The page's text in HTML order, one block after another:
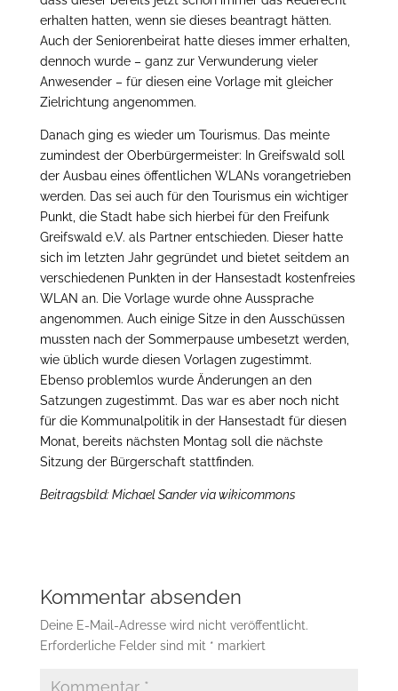
erhalten hatten, wenn sie dieses beantragt hätten.
Auch der Seniorenbeirat hatte dieses immer erhalten,
dennoch wurde – ganz zur Verwunderung vieler
Anwesender – für diesen eine Vorlage mit gleicher
Zielrichtung angenommen.
Danach ging es wieder um Tourismus. Das meinte
zumindest der Oberbürgermeister: In Greifswald soll
der Ausbau eines öffentlichen WLANs vorangetrieben
werden. Das sei auch für den Tourismus ein wichtiger
Punkt, die Stadt habe sich hierbei für den Freifunk
Greifswald e.V. als Partner entschieden. Dieser hatte
sich im letzten Jahr gegründet und bietet seitdem an
verschiedenen Punkten in der Hansestadt kostenfreies
WLAN an. Die Vorlage wurde ohne Aussprache
angenommen. Auch einige Sitze in den Ausschüssen
mussten nach der Sommerpause umbesetzt werden,
wie üblich wurde diesen Vorlagen zugestimmt.
Ebenso problemlos wurde Änderungen an den
Satzungen zugestimmt. Das war es aber noch nicht
für die Kommunalpolitik in der Hansestadt für diesen
Monat, bereits nächsten Montag soll die nächste
Sitzung der Bürgerschaft stattfinden.
Beitragsbild: Michael Sander via wikicommons
Kommentar absenden
Deine E-Mail-Adresse wird nicht veröffentlicht.
Erforderliche Felder sind mit * markiert